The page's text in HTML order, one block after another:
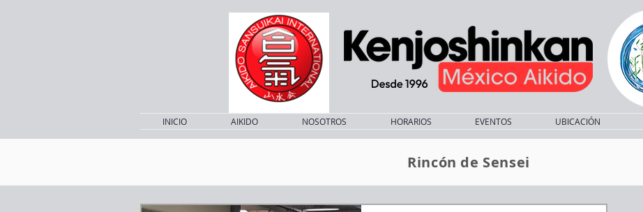
INICIO AIKIDO NOSOTROS HORARIOS EVENTOS UBICACIÓN
Rincón de Sensei